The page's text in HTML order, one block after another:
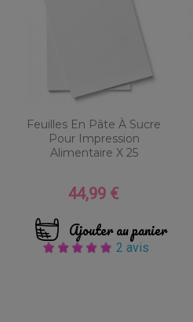
Feuilles En Pâte À Sucre
Pour Impression
Alimentaire X 25
Prix
44,99 €
Ajouter au panier
2 avis